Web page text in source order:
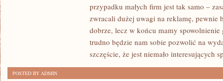
przypadku małych firm jest tak samo –
zwracali dużej uwagi na reklamę, pewnie
dobrze, lecz w końcu mamy spowolnienie
trudno będzie nam sobie pozwolić na
szczęście, że jest niemało interesujących
POSTED BY ADMIN